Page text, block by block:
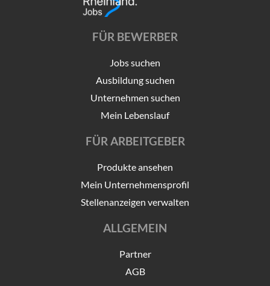
FÜR BEWERBER
Jobs suchen
Ausbildung suchen
Unternehmen suchen
Mein Lebenslauf
FÜR ARBEITGEBER
Produkte ansehen
Mein Unternehmensprofil
Stellenanzeigen verwalten
ALLGEMEIN
Partner
AGB